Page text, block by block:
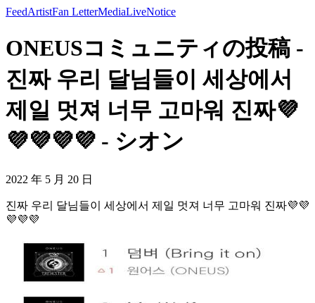
FeedArtistFan LetterMediaLiveNotice
ONEUSコミュニティの投稿 -
진짜 우리 달님들이 세상에서
제일 멋져 너무 고마워 진짜💜
💜💜💜💜 - シオン
2022 年 5 月 20 日
진짜 우리 달님들이 세상에서 제일 멋져 너무 고마워 진짜💜💜
💜💜💜